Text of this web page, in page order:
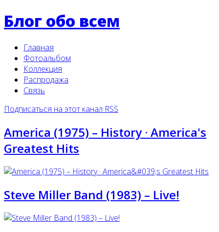
Блог обо всем
Главная
Фотоальбом
Коллекция
Распродажа
Связь
Подписаться на этот канал RSS
America (1975) ‎– History · America's
Greatest Hits
Steve Miller Band ‎(1983) – Live!